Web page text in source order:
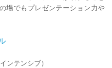
場でもプレゼンテーション力や
ンテンシブ）